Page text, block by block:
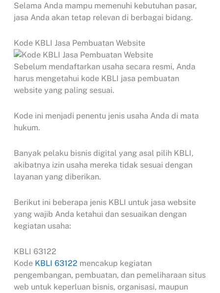
Selama Anda mampu memenuhi kebutuhan pasar,
jasa Anda akan tetap relevan di berbagai bidang.
Kode KBLI Jasa Pembuatan Website
Sebelum mendaftarkan usaha secara resmi, Anda
harus mengetahui kode KBLI jasa pembuatan
website yang paling sesuai.
Kode ini menjadi penentu jenis usaha Anda di mata
hukum.
Banyak pelaku bisnis digital yang asal pilih KBLI,
akibatnya izin usaha mereka tidak sesuai dengan
layanan yang diberikan.
Berikut ini beberapa jenis KBLI untuk jasa website
yang wajib Anda ketahui dan sesuaikan dengan
kegiatan usaha:
KBLI 63122
Kode KBLI 63122 mencakup kegiatan
pengembangan, pembuatan, dan pemeliharaan situs
web untuk keperluan bisnis, organisasi, maupun